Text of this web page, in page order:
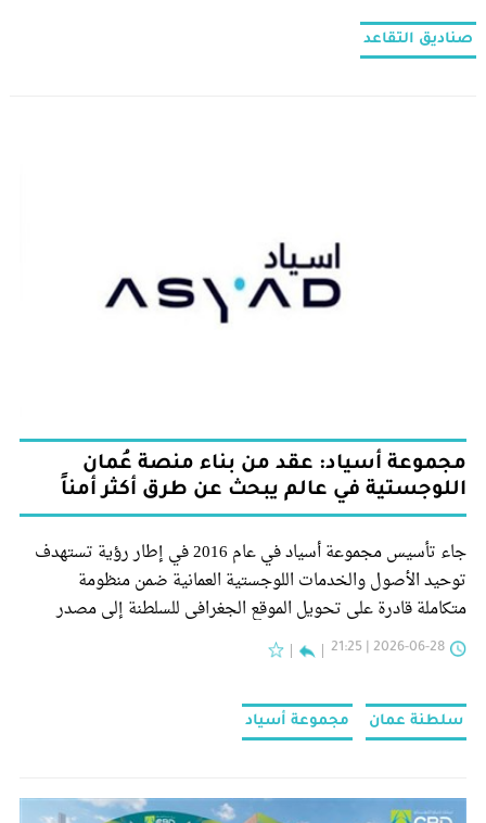
صناديق التقاعد
مجموعة أسياد: عقد من بناء منصة عُمان
اللوجستية في عالم يبحث عن طرق أكثر أمناً
جاء تأسيس مجموعة أسياد في عام 2016 في إطار رؤية تستهدف
توحيد الأصول والخدمات اللوجستية العمانية ضمن منظومة
متكاملة قادرة على تحويل الموقع الجغرافي للسلطنة إلى مصدر
متزايد الأهمية للقيمة الاقتصادية.
2026-06-28 | 21:25
سلطنة عمان مجموعة أسياد